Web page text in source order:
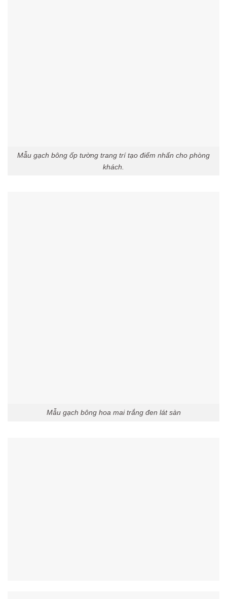
Mẫu gạch bông ốp tường trang trí tạo điểm nhấn cho phòng
khách.
Mẫu gạch bông hoa mai trắng đen lát sàn